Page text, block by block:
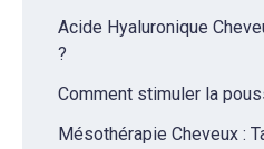
Acide Hyaluronique
?
Comment stimuler la
Mésothérapie Cheveux :